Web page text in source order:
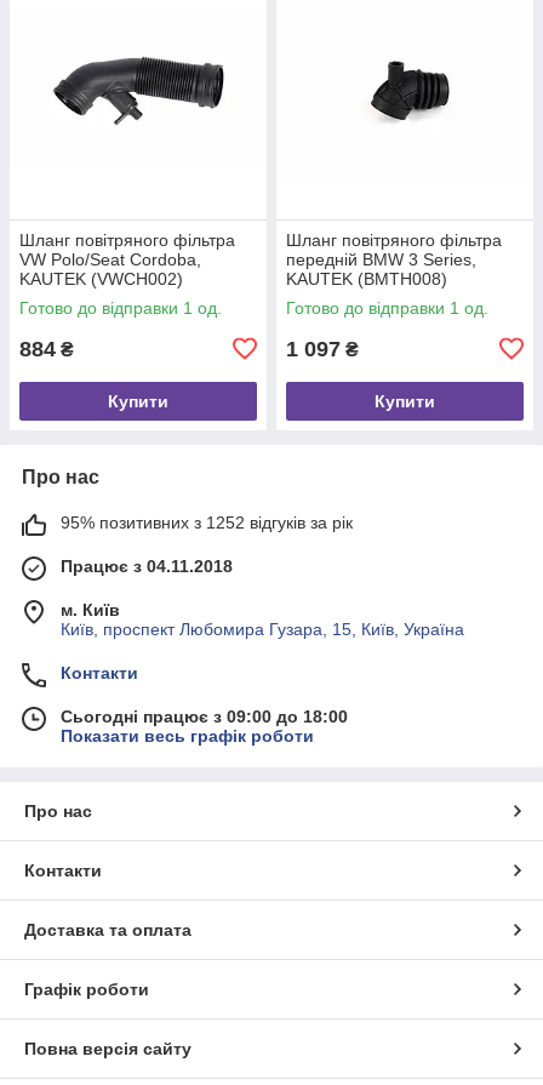
Шланг повітряного фільтра
VW Polo/Seat Cordoba,
KAUTEK (VWCH002)
Готово до відправки 1 од.
884 ₴
Купити
Шланг повітряного фільтра
передній BMW 3 Series,
KAUTEK (BMTH008)
Готово до відправки 1 од.
1 097 ₴
Купити
Про нас
95% позитивних з 1252 відгуків за рік
Працює з 04.11.2018
м. Київ
Київ, проспект Любомира Гузара, 15, Київ, Україна
Контакти
Сьогодні працює з 09:00 до 18:00
Показати весь графік роботи
Про нас
Контакти
Доставка та оплата
Графік роботи
Повна версія сайту